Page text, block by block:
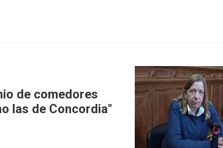
de comedores
las de Concordia"